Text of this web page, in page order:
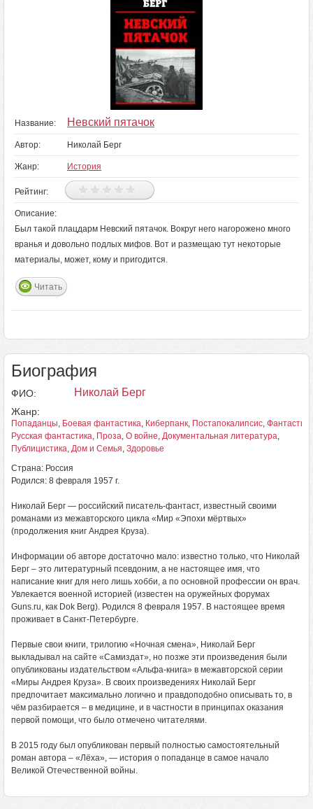
Название: Невский пятачок
Автор: Николай Берг
Жанр: История
Рейтинг:
Описание:
Был такой плацдарм Невский пятачок. Вокруг него нагорожено много
вранья и довольно подлых мифов. Вот и размещаю тут некоторые
материалы, может, кому и пригодится.
Читать
Биография
ФИО: Николай Берг
Жанр:
Попаданцы, Боевая фантастика, Киберпанк, Постапокалипсис, Фантастика
Русская фантастика, Проза, О войне, Документальная литература,
Публицистика, Дом и Семья, Здоровье
Страна: Россия
Родился: 8 февраля 1957 г.
Николай Берг — российский писатель-фантаст, известный своими
романами из межавторского цикла «Мир «Эпохи мёртвых»
(продолжения книг Андрея Круза).
Информации об авторе достаточно мало: известно только, что Николай
Берг – это литературный псевдоним, а не настоящее имя, что
написание книг для него лишь хобби, а по основной профессии он врач.
Увлекается военной историей (известен на оружейных форумах
Guns.ru, как Dok Berg). Родился 8 февраля 1957. В настоящее время
проживает в Санкт-Петербурге.
Первые свои книги, трилогию «Ночная смена», Николай Берг
выкладывал на сайте «Самиздат», но позже эти произведения были
опубликованы издательством «Альфа-книга» в межавторской серии
«Миры Андрея Круза». В своих произведениях Николай Берг
предпочитает максимально логично и правдоподобно описывать то, в
чём разбирается – в медицине, и в частности в принципах оказания
первой помощи, что было отмечено читателями.
В 2015 году был опубликован первый полностью самостоятельный
роман автора – «Лёха», — история о попаданце в самое начало
Великой Отечественной войны.